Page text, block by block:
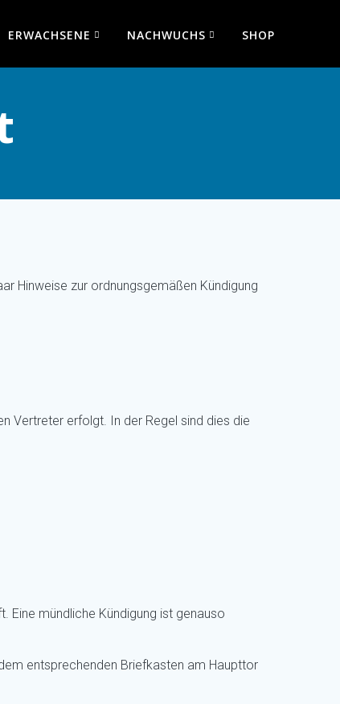
ERWACHSENE NACHWUCHS SHOP
Hinweise zur ordnungsgemäßen Kündigung
Vertreter erfolgt. In der Regel sind dies die
Eine mündliche Kündigung ist genauso
entsprechenden Briefkasten am Haupttor